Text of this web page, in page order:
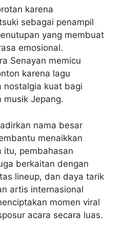
karena
sebagai penampil
yang membuat
emosional.
Senayan memicu
karena lagu
nostalgia kuat bagi
musik Jepang.
nama besar
menaikkan
itu, pembahasan
berkaitan dengan
lineup, dan daya tarik
artis internasional
momen viral
acara secara luas.